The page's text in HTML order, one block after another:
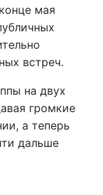
мая
встреч.
на двух
громкие
а теперь
дальше